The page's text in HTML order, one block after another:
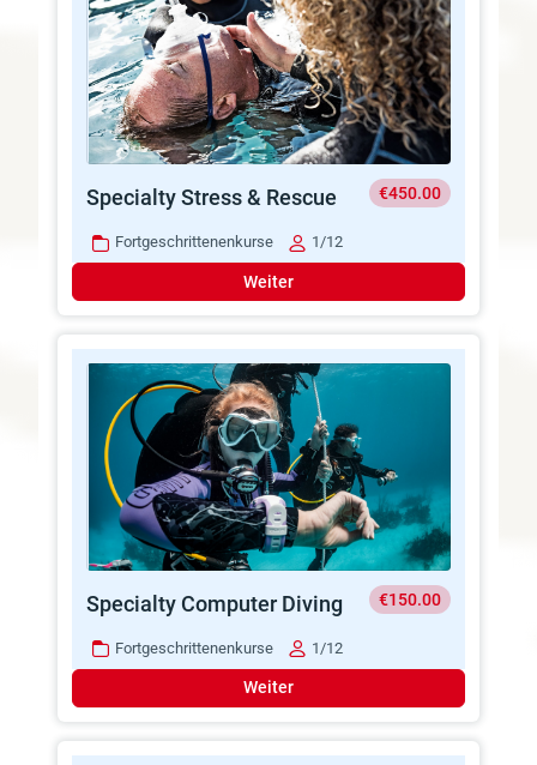
Specialty Stress & Rescue €450.00
Fortgeschrittenenkurse 1/12
Weiter
Specialty Computer Diving €150.00
Fortgeschrittenenkurse 1/12
Weiter